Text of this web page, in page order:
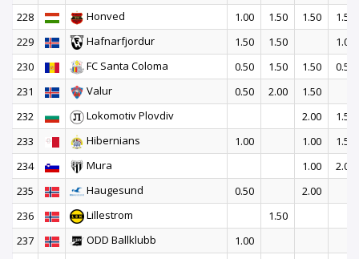
228
Honved 1.00 1.50 1.50
1.50
229
Hafnarfjordur 1.50 1.50
1.00
230
FC Santa Coloma 0.50 1.50 1.50
0.50
231
Valur 0.50 2.00
1.50
232
Lokomotiv Plovdiv 2.00
1.50
233
Hibernians 1.00 1.00
1.50
234
Mura 1.00
2.00
235
Haugesund 0.50
2.00
236
Lillestrom
1.50
237
ODD Ballklubb
1.00